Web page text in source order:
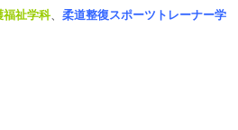
福祉学科、柔道整復スポーツトレーナー学